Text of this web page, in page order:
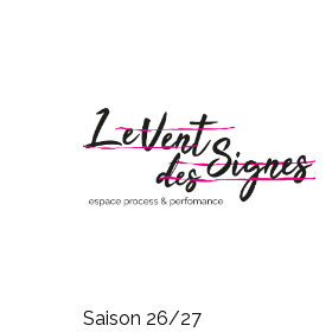
Saison 26/27